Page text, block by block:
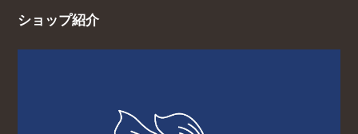
ショップ紹介